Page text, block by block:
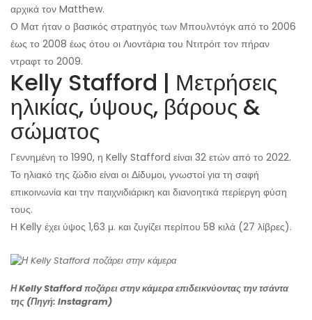
αρχικά τον Matthew.
Ο Ματ ήταν ο βασικός στρατηγός των Μπουλντόγκ από το 2006
έως το 2008 έως ότου οι Λιοντάρια του Ντιτρόιτ τον πήραν
ντραφτ το 2009.
Kelly Stafford | Μετρήσεις
ηλικίας, ύψους, βάρους &
σώματος
Γεννημένη το 1990, η Kelly Stafford είναι 32 ετών από το 2022.
Το ηλιακό της ζώδιο είναι οι Δίδυμοι, γνωστοί για τη σαφή
επικοινωνία και την παιχνιδιάρικη και διανοητικά περίεργη φύση
τους.
Η Kelly έχει ύψος 1,63 μ. και ζυγίζει περίπου 58 κιλά (27 λίβρες).
Η Kelly Stafford ποζάρει στην κάμερα επιδεικνύοντας την τσάντα
της (Πηγή: Instagram)